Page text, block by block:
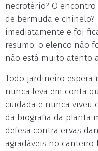
necrotério? O
de bermuda e
imediatamente e foi
resumo: o elenco não
não está muito atento
Todo jardineiro espera
nunca leva em conta
cuidada e nunca viveu
da biografia da planta
defesa contra ervas
agradáveis no canteiro